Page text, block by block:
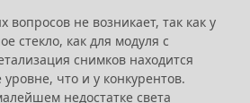
вопросов не возникает, так как у
стекло, как для модуля с
снимков находится
что и у конкурентов.
недостатке света